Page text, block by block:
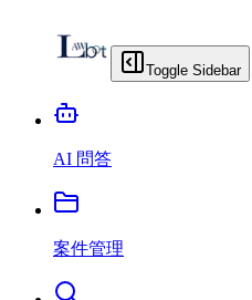
Toggle Sidebar
AI 問答
案件管理